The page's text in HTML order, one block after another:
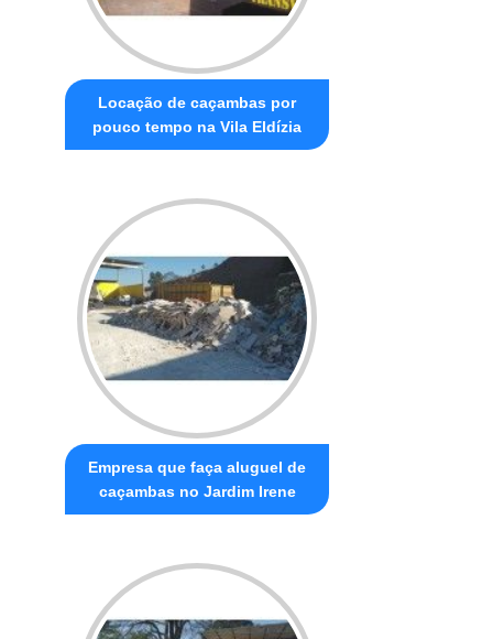
Locação de caçambas por
pouco tempo na Vila Eldízia
Empresa que faça aluguel de
caçambas no Jardim Irene